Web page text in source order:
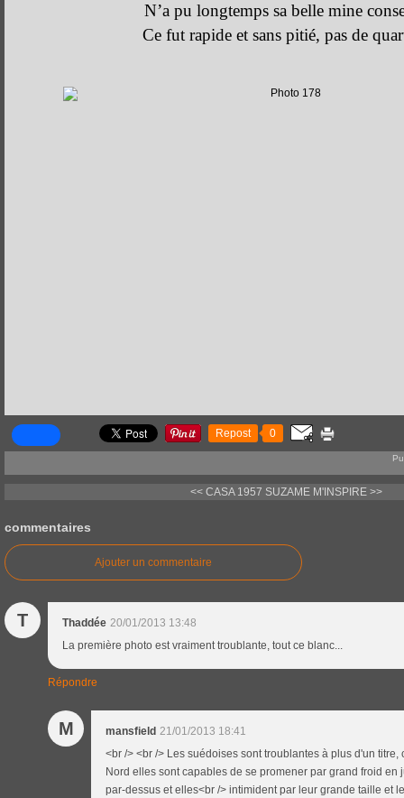
N’a pu longtemps sa belle mine
Ce fut rapide et sans pitié, pas de
Repost 0
<< CASA 1957 SUZAME M'INSPIRE >>
commentaires
Ajouter un commentaire
T Thaddée 20/01/2013 13:48
La première photo est vraiment troublante, tout ce blanc...
Répondre
M mansfield 21/01/2013 18:41
<br /> <br /> Les suédoises sont troublantes à plus d'un
Nord elles sont capables de se promener par grand froid en
par-dessus et elles<br /> intimident par leur grande taille et